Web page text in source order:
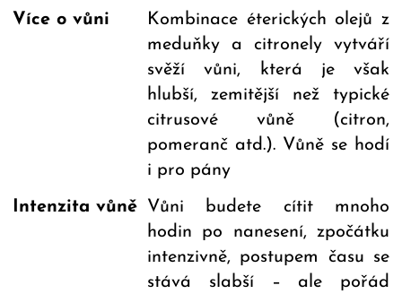
Více o vůni
Kombinace éterických olejů z
meduňky a citronely vytváří
svěží vůni, která je však
hlubší, zemitější než typické
citrusové vůně (citron,
pomeranč atd.). Vůně se hodí
i pro pány
Intenzita vůně
Vůni budete cítit mnoho
hodin po nanesení, zpočátku
intenzivně, postupem času se
stává slabší – ale pořád